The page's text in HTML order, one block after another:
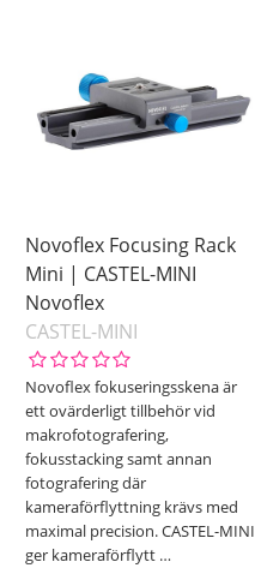
Novoflex Focusing Rack
Mini | CASTEL-MINI
Novoflex
CASTEL-MINI
Novoflex fokuseringsskena är
ett ovärderligt tillbehör vid
makrofotografering,
fokusstacking samt annan
fotografering där
kameraförflyttning krävs med
maximal precision. CASTEL-MINI
ger kameraförflytt …